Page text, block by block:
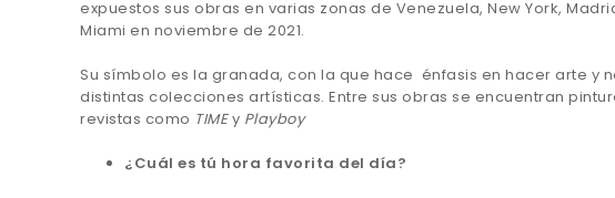
expuestos sus obras en varias zonas de Venezuela, New York,
Miami en noviembre de 2021.
Su símbolo es la granada, con la que hace énfasis en hacer arte y
distintas colecciones artísticas. Entre sus obras se encuentran
revistas como TIMEy Playboy
¿Cuál es tú hora favorita del día?